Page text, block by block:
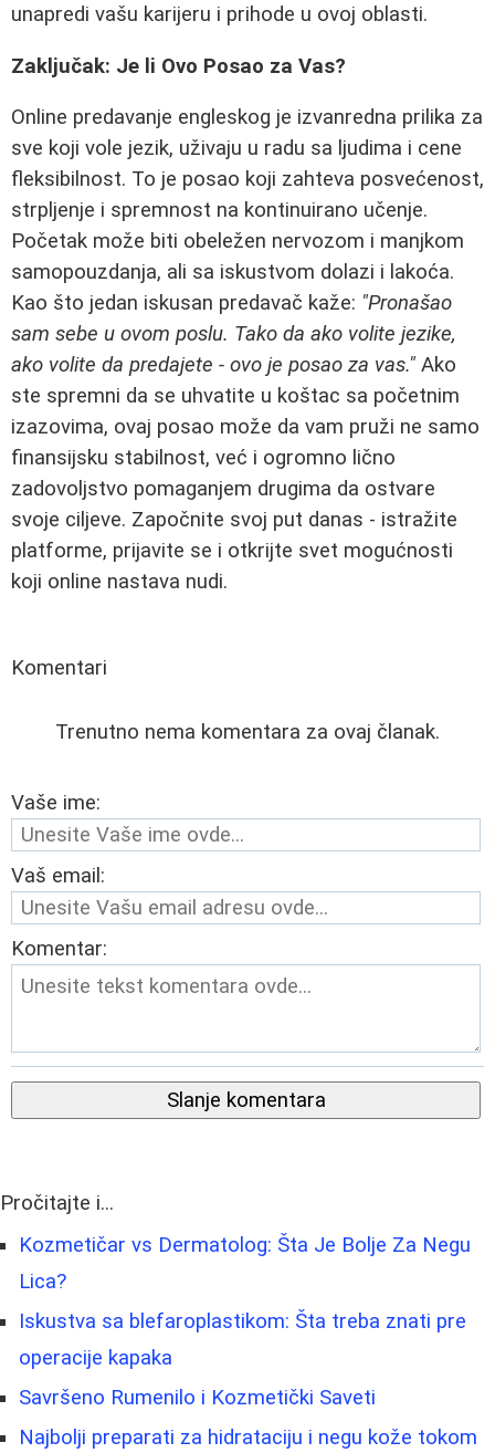
unapredi vašu karijeru i prihode u ovoj oblasti.
Zaključak: Je li Ovo Posao za Vas?
Online predavanje engleskog je izvanredna prilika za
sve koji vole jezik, uživaju u radu sa ljudima i cene
fleksibilnost. To je posao koji zahteva posvećenost,
strpljenje i spremnost na kontinuirano učenje.
Početak može biti obeležen nervozom i manjkom
samopouzdanja, ali sa iskustvom dolazi i lakoća.
Kao što jedan iskusan predavač kaže: "Pronašao
sam sebe u ovom poslu. Tako da ako volite jezike,
ako volite da predajete - ovo je posao za vas." Ako
ste spremni da se uhvatite u koštac sa početnim
izazovima, ovaj posao može da vam pruži ne samo
finansijsku stabilnost, već i ogromno lično
zadovoljstvo pomaganjem drugima da ostvare
svoje ciljeve. Započnite svoj put danas - istražite
platforme, prijavite se i otkrijte svet mogućnosti
koji online nastava nudi.
Komentari
Trenutno nema komentara za ovaj članak.
Vaše ime:
Vaš email:
Komentar:
Slanje komentara
Pročitajte i...
Kozmetičar vs Dermatolog: Šta Je Bolje Za Negu
Lica?
Iskustva sa blefaroplastikom: Šta treba znati pre
operacije kapaka
Savršeno Rumenilo i Kozmetički Saveti
Najbolji preparati za hidrataciju i negu kože tokom